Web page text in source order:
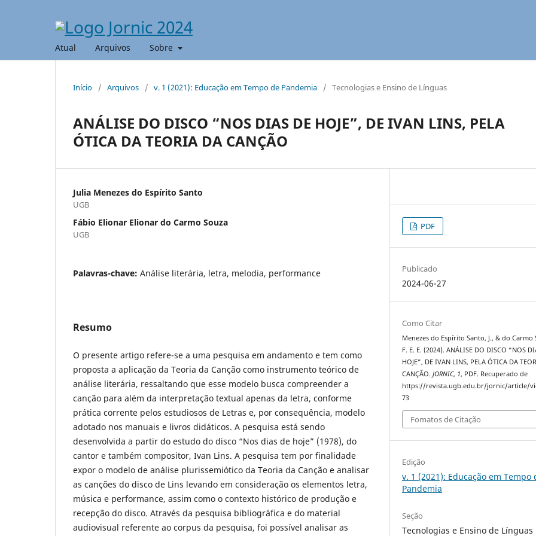
Atual Arquivos Sobre
Início / Arquivos / v. 1 (2021): Educação em Tempo de Pandemia / Tecnologias e Ensino de Línguas
ANÁLISE DO DISCO “NOS DIAS DE HOJE”, DE IVAN LINS, PELA
ÓTICA DA TEORIA DA CANÇÃO
Julia Menezes do Espírito Santo
UGB
Fábio Elionar Elionar do Carmo Souza
UGB
Palavras-chave: Análise literária, letra, melodia, performance
Resumo
O presente artigo refere-se a uma pesquisa em andamento e tem como
proposta a aplicação da Teoria da Canção como instrumento teórico de
análise literária, ressaltando que esse modelo busca compreender a
canção para além da interpretação textual apenas da letra, conforme
prática corrente pelos estudiosos de Letras e, por consequência, modelo
adotado nos manuais e livros didáticos. A pesquisa está sendo
desenvolvida a partir do estudo do disco “Nos dias de hoje” (1978), do
cantor e também compositor, Ivan Lins. A pesquisa tem por finalidade
expor o modelo de análise plurissemiótico da Teoria da Canção e analisar
as canções do disco de Lins levando em consideração os elementos letra,
música e performance, assim como o contexto histórico de produção e
recepção do disco. Através da pesquisa bibliográfica e do material
audiovisual referente ao corpus da pesquisa, foi possível analisar as
PDF
Publicado
2024-06-27
Como Citar
Menezes do Espírito Santo, J., & do Carmo
F. E. E. (2024). ANÁLISE DO DISCO “NOS
HOJE”, DE IVAN LINS, PELA ÓTICA DA
CANÇÃO.JORNIC, 1, PDF. Recuperado de
https://revista.ugb.edu.br/jornic/article/
73
Fomatos de Citação
Edição
v. 1 (2021): Educação em Tempo
Pandemia
Seção
Tecnologias e Ensino de Línguas